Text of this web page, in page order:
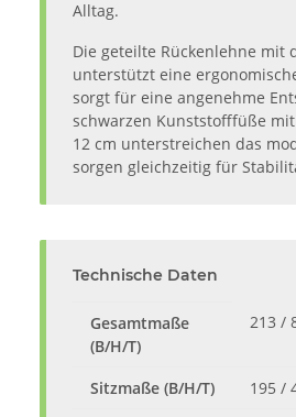
Alltag.
Die geteilte Rückenlehne mit
unterstützt eine
sorgt für eine angenehme
schwarzen Kunststofffüße
12 cm unterstreichen das
sorgen gleichzeitig für
Technische Daten
Gesamtmaße
(B/H/T)
213 /
Sitzmaße (B/H/T)
195 /